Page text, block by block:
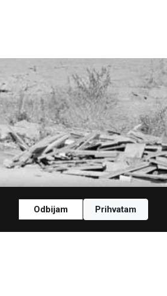
Odbijam Prihvatam